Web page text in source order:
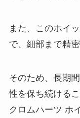
また、このホイ
で、細部まで精
そのため、長期
性を保ち続ける
クロムハーツ ホ